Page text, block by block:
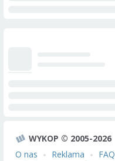
WYKOP © 2005-2026
O nas
Reklama FAQ